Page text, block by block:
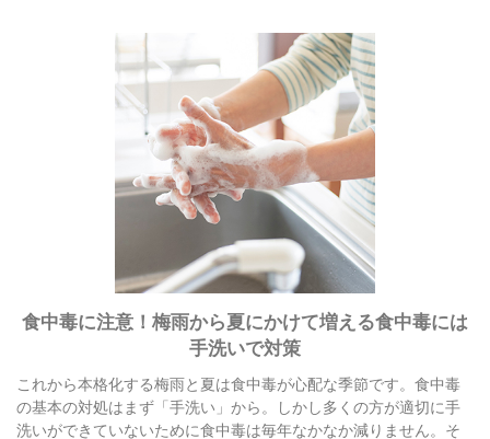
食中毒に注意！梅雨から夏にかけて増える食中毒には
手洗いで対策
これから本格化する梅雨と夏は食中毒が心配な季節です。食中毒
の基本の対処はまず「手洗い」から。しかし多くの方が適切に手
洗いができていないために食中毒は毎年なかなか減りません。そ